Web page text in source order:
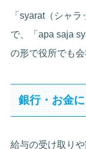
「syarat（シャ
で、「apa saja
の形で役所でも会
銀行・お金
給与の受け取り